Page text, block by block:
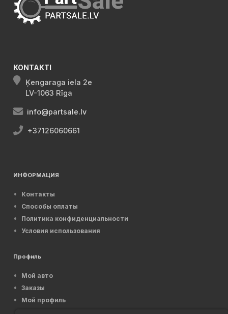
KONTAKTI
Ķengaraga iela 2e
LV-1063 Rīga
info@partsale.lv
+37126060661
ИНФОРМАЦИЯ
Контакты
Способы оплаты
Политика конфиденциальности
Условия использования
Профиль
Мой авто
Заказы
Мой профиль